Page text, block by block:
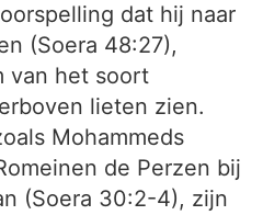
dat hij naar
(Soera 48:27),
van het soort
lieten zien.
Mohammeds
de Perzen bij
(Soera 30:2-4), zijn